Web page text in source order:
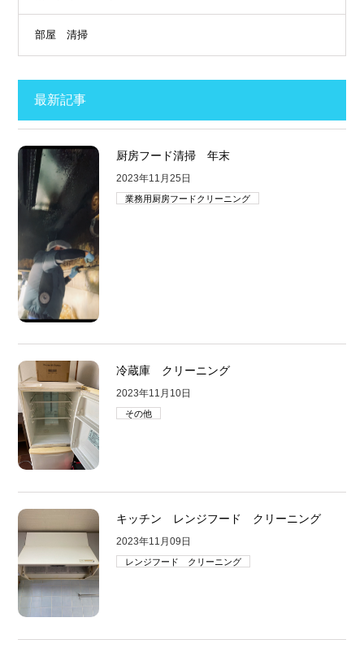
部屋 清掃
最新記事
厨房フード清掃 年末
2023年11月25日
業務用厨房フードクリーニング
冷蔵庫 クリーニング
2023年11月10日
その他
キッチン レンジフード クリーニング
2023年11月09日
レンジフード クリーニング